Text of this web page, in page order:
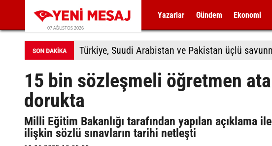
07 AĞUSTOS 2026
Yazarlar Gündem Ekonomi
Türkiye, Suudi Arabistan ve Pakistan üçlü
15 bin sözleşmeli öğretmen
dorukta
Milli Eğitim Bakanlığı tarafından yapılan açıklama
ilişkin sözlü sınavların tarihi netleşti